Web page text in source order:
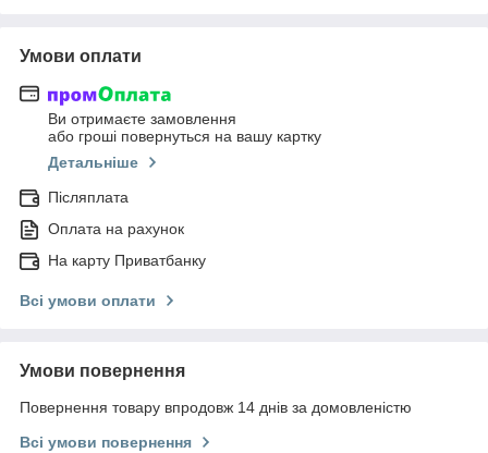
Умови оплати
Ви отримаєте замовлення
або гроші повернуться на вашу картку
Детальніше
Післяплата
Оплата на рахунок
На карту Приватбанку
Всі умови оплати
Умови повернення
Повернення товару впродовж 14 днів за домовленістю
Всі умови повернення